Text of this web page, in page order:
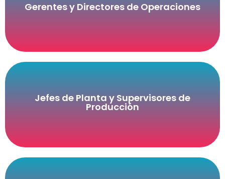
Gerentes y Directores de Operaciones
Jefes de Planta y Supervisores de
Producción